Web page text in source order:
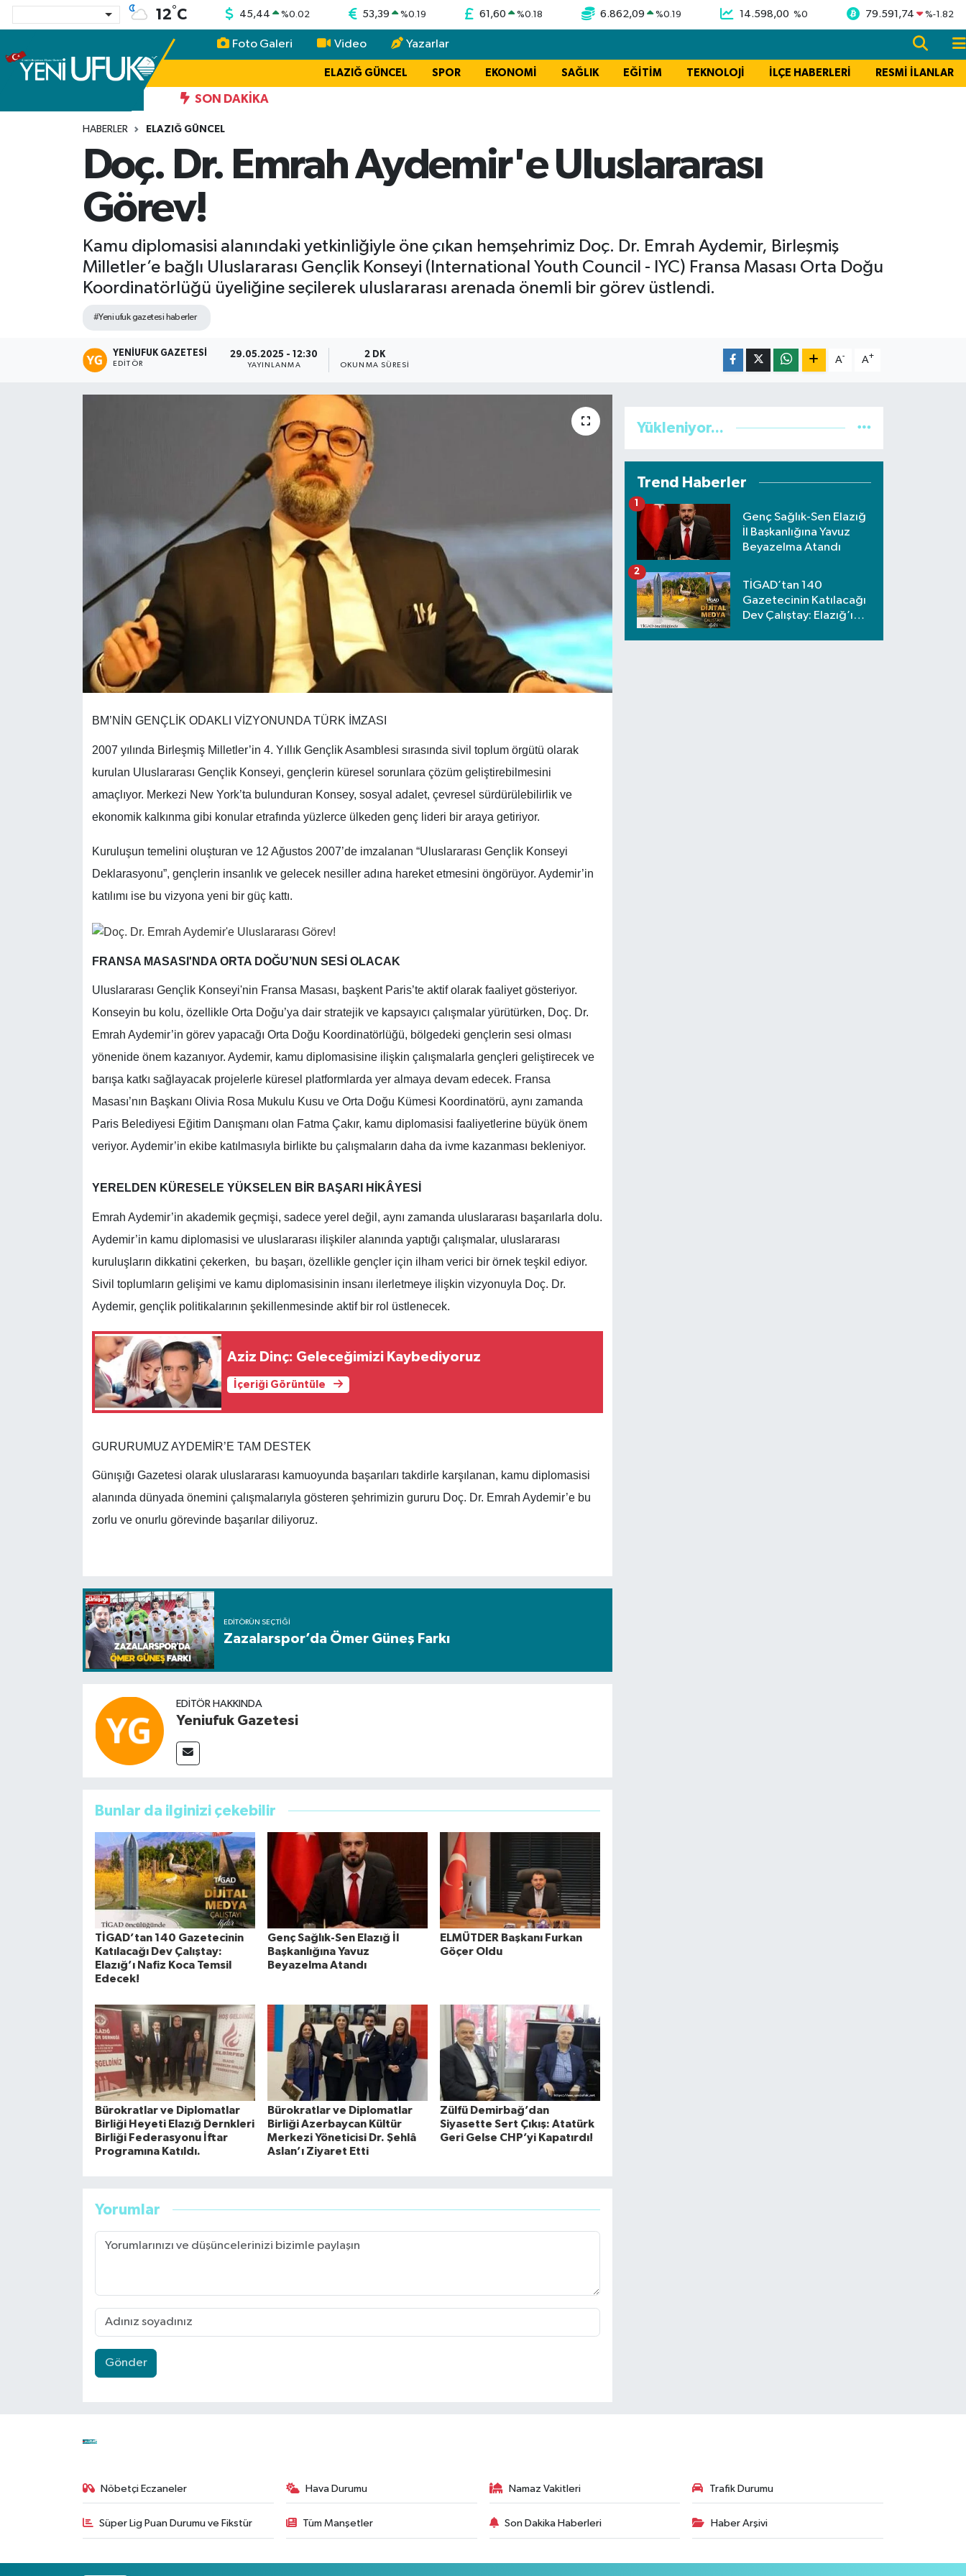
12°C 45,44 %0.02 53,39 %0.19 61,60 %0.18 6.862,09 %0.19 14.598,00 %0 79.591,74 %-1.82
Foto Galeri Video Yazarlar
ELAZIĞ GÜNCEL SPOR EKONOMİ SAĞLIK EĞİTİM TEKNOLOJİ İLÇE HABERLERİ RESMİ İLANLAR
SON DAKIKA
HABERLER ELAZIĞ GÜNCEL
Doç. Dr. Emrah Aydemir'e Uluslararası
Görev!
Kamu diplomasisi alanındaki yetkinliğiyle öne çıkan hemşehrimiz Doç. Dr. Emrah Aydemir, Birleşmiş
Milletler’e bağlı Uluslararası Gençlik Konseyi (International Youth Council - IYC) Fransa Masası Orta Doğu
Koordinatörlüğü üyeliğine seçilerek uluslararası arenada önemli bir görev üstlendi.
#Yeni ufuk gazetesi haberler
YENIUFUK GAZETESI
EDITÖR
29.05.2025 - 12:30
YAYINLANMA
2 DK
OKUNMA SÜRESI
A- A+
BM’NİN GENÇLİK ODAKLI VİZYONUNDA TÜRK İMZASI
2007 yılında Birleşmiş Milletler’in 4. Yıllık Gençlik Asamblesi sırasında sivil toplum örgütü olarak
kurulan Uluslararası Gençlik Konseyi, gençlerin küresel sorunlara çözüm geliştirebilmesini
amaçlıyor. Merkezi New York’ta bulunduran Konsey, sosyal adalet, çevresel sürdürülebilirlik ve
ekonomik kalkınma gibi konular etrafında yüzlerce ülkeden genç lideri bir araya getiriyor.
Kuruluşun temelini oluşturan ve 12 Ağustos 2007’de imzalanan “Uluslararası Gençlik Konseyi
Deklarasyonu”, gençlerin insanlık ve gelecek nesiller adına hareket etmesini öngörüyor. Aydemir’in
katılımı ise bu vizyona yeni bir güç kattı.
FRANSA MASASI'NDA ORTA DOĞU’NUN SESİ OLACAK
Uluslararası Gençlik Konseyi'nin Fransa Masası, başkent Paris’te aktif olarak faaliyet gösteriyor.
Konseyin bu kolu, özellikle Orta Doğu’ya dair stratejik ve kapsayıcı çalışmalar yürütürken, Doç. Dr.
Emrah Aydemir’in görev yapacağı Orta Doğu Koordinatörlüğü, bölgedeki gençlerin sesi olması
yönenide önem kazanıyor. Aydemir, kamu diplomasisine ilişkin çalışmalarla gençleri geliştirecek ve
barışa katkı sağlayacak projelerle küresel platformlarda yer almaya devam edecek. Fransa
Masası’nın Başkanı Olivia Rosa Mukulu Kusu ve Orta Doğu Kümesi Koordinatörü, aynı zamanda
Paris Belediyesi Eğitim Danışmanı olan Fatma Çakır, kamu diplomasisi faaliyetlerine büyük önem
veriyor. Aydemir’in ekibe katılmasıyla birlikte bu çalışmaların daha da ivme kazanması bekleniyor.
YERELDEN KÜRESELE YÜKSELEN BİR BAŞARI HİKÂYESİ
Emrah Aydemir’in akademik geçmişi, sadece yerel değil, aynı zamanda uluslararası başarılarla dolu.
Aydemir’in kamu diplomasisi ve uluslararası ilişkiler alanında yaptığı çalışmalar, uluslararası
kuruluşların dikkatini çekerken, bu başarı, özellikle gençler için ilham verici bir örnek teşkil ediyor.
Sivil toplumların gelişimi ve kamu diplomasisinin insanı ilerletmeye ilişkin vizyonuyla Doç. Dr.
Aydemir, gençlik politikalarının şekillenmesinde aktif bir rol üstlenecek.
Aziz Dinç: Geleceğimizi Kaybediyoruz
İçeriği Görüntüle
GURURUMUZ AYDEMİR’E TAM DESTEK
Günışığı Gazetesi olarak uluslararası kamuoyunda başarıları takdirle karşılanan, kamu diplomasisi
alanında dünyada önemini çalışmalarıyla gösteren şehrimizin gururu Doç. Dr. Emrah Aydemir’e bu
zorlu ve onurlu görevinde başarılar diliyoruz.
EDITÖRÜN SEÇTIĞI
Zazalarspor’da Ömer Güneş Farkı
EDITÖR HAKKINDA
Yeniufuk Gazetesi
Bunlar da ilginizi çekebilir
TİGAD’tan 140 Gazetecinin
Katılacağı Dev Çalıştay:
Elazığ’ı Nafiz Koca Temsil
Edecek!
Genç Sağlık-Sen Elazığ İl
Başkanlığına Yavuz
Beyazelma Atandı
ELMÜTDER Başkanı Furkan
Göçer Oldu
Bürokratlar ve Diplomatlar
Birliği Heyeti Elazığ Dernkleri
Birliği Federasyonu İftar
Programına Katıldı.
Bürokratlar ve Diplomatlar
Birliği Azerbaycan Kültür
Merkezi Yöneticisi Dr. Şehlâ
Aslan’ı Ziyaret Etti
Zülfü Demirbağ’dan
Siyasette Sert Çıkış: Atatürk
Geri Gelse CHP’yi Kapatırdı!
Yorumlar
Gönder
Yükleniyor...
Trend Haberler
Genç Sağlık-Sen Elazığ
İl Başkanlığına Yavuz
Beyazelma Atandı
1
TİGAD’tan 140
Gazetecinin Katılacağı
Dev Çalıştay: Elazığ’ı
2
Nöbetçi Eczaneler Hava Durumu Namaz Vakitleri Trafik Durumu
Süper Lig Puan Durumu ve Fikstür Tüm Manşetler Son Dakika Haberleri Haber Arşivi
Nöbetçi Eczaneler
Namaz Vakitleri
Trafik Durumu
Süper Lig Puan Durumu ve Fikstür
Tüm Manşetler
Son Dakika Haberleri
Haber Arşivi